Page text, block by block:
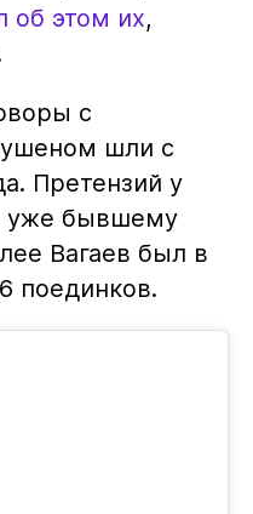
об этом их,
с
шли с
Претензий у
уже бывшему
Вагаев был в
поединков.